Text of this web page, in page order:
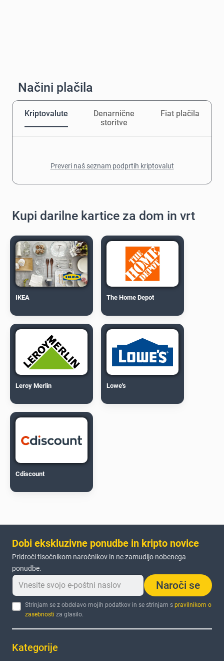
Načini plačila
Kriptovalute
Denarnične
storitve
Fiat plačila
Preveri naš seznam podprtih kriptovalut
Kupi darilne kartice za dom in vrt
IKEA The Home Depot
Leroy Merlin Lowe's
Cdiscount
Dobi ekskluzivne ponudbe in kripto novice
Pridroči tisočnikom naročnikov in ne zamudijo nobenega
ponudbe.
Naroči se
Strinjam se z obdelavo mojih podatkov in se strinjam spravilnikom o
zasebnosti za glasilo.
Kategorije